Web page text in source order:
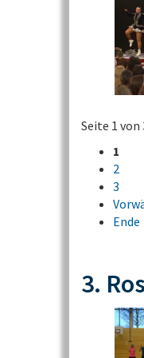
Seite 1 von
1
2
3
Ende
3.